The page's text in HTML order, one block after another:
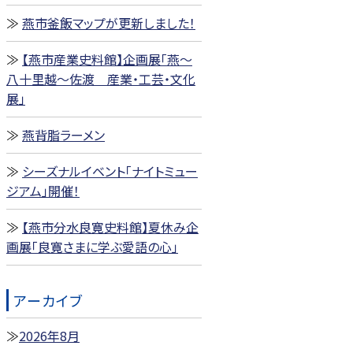
燕市釜飯マップが更新しました！
【燕市産業史料館】企画展「燕～
八十里越～佐渡 産業・工芸・文化
展」
燕背脂ラーメン
シーズナルイベント「ナイトミュー
ジアム」開催！
【燕市分水良寛史料館】夏休み企
画展「良寛さまに学ぶ愛語の心」
アーカイブ
2026年8月